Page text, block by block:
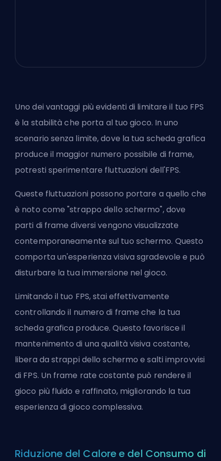
Uno dei vantaggi più evidenti di limitare il tuo FPS
è la stabilità che porta al tuo gioco. In uno
scenario senza limite, dove la tua scheda grafica
produce il maggior numero possibile di frame,
potresti sperimentare fluttuazioni dell'FPS.
Queste fluttuazioni possono portare a quello che
è noto come "strappo dello schermo", dove
parti di frame diversi vengono visualizzate
contemporaneamente sul tuo schermo. Questo
comporta un'esperienza visiva sgradevole e può
disturbare la tua immersione nel gioco.
Limitando il tuo FPS, stai effettivamente
controllando il numero di frame che la tua
scheda grafica produce. Questo favorisce il
mantenimento di una qualità visiva costante,
libera da strappi dello schermo e salti improvvisi
di FPS. Un frame rate costante può rendere il
gioco più fluido e raffinato, migliorando la tua
esperienza di gioco complessiva.
Riduzione del Calore e del Consumo di